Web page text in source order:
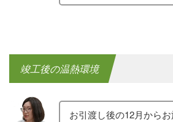
竣工後の温熱環境
お引渡し後の12月から